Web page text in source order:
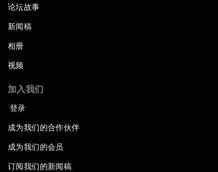
论坛故事
新闻稿
相册
视频
加入我们
登录
成为我们的合作伙伴
成为我们的会员
订阅我们的新闻稿